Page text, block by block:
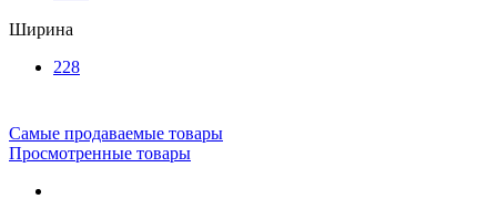
Ширина
228
Самые продаваемые товары
Просмотренные товары